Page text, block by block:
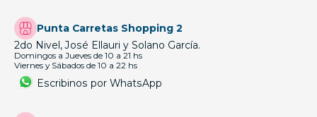
Punta Carretas Shopping 2
2do Nivel, José Ellauri y Solano García.
Domingos a Jueves de 10 a 21 hs
Viernes y Sábados de 10 a 22 hs
Escribinos por WhatsApp